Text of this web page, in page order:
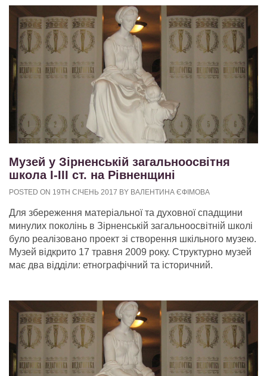
Музей у Зірненській загальноосвітня
школа І-ІІІ ст. на Рівненщині
POSTED ON 19TH СІЧЕНЬ 2017 BY ВАЛЕНТИНА ЄФІМОВА
Для збереження матеріальної та духовної спадщини
минулих поколінь в Зірненській загальноосвітній школі
було реалізовано проект зі створення шкільного музею.
Музей відкрито 17 травня 2009 року. Структурно музей
має два відділи: етнографічний та історичний.